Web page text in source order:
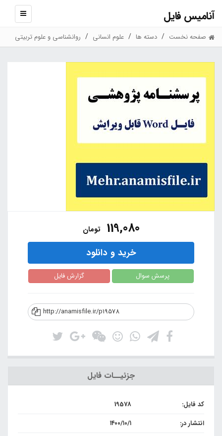
آنامیس فایل
نمایش
صفحه نخست دسته ها علوم انسانی روانشناسی و علوم تربیتی
119,080 تومان
خرید و دانلود
پرسش سوال گزارش فایل
http://anamisfile.ir/p19578
جزئیــات فایل
کد فایل:
19578
انتشار در:
۱۴۰۰/۱۰/۱